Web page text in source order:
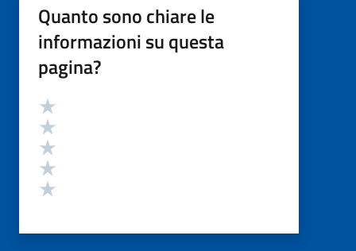
Quanto sono chiare le
informazioni su questa
pagina?
Valutazione